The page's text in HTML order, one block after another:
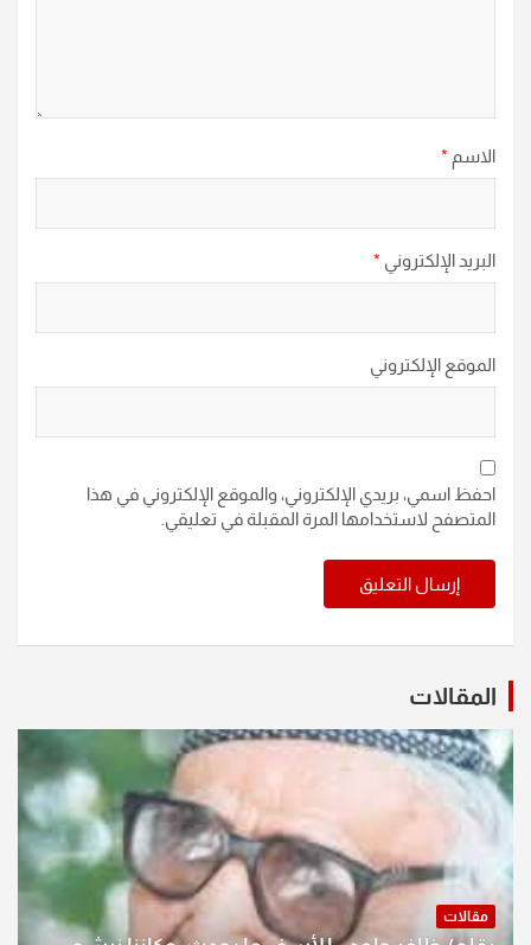
الاسم *
البريد الإلكتروني *
الموقع الإلكتروني
احفظ اسمي، بريدي الإلكتروني، والموقع الإلكتروني في هذا
المتصفح لاستخدامها المرة المقبلة في تعليقي.
المقالات
مقالات